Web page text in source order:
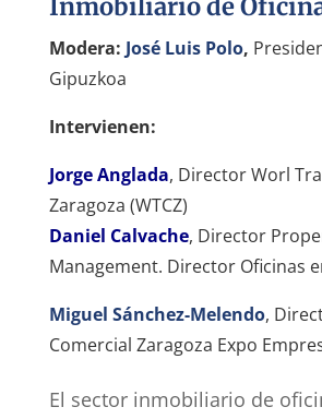
Inmobiliario de
Modera: José Luis Polo,
Gipuzkoa
Intervienen:
Jorge Anglada, Director Worl
Zaragoza (WTCZ)
Daniel Calvache, Director
Management. Director Oficinas
Miguel Sánchez-Melendo,
Comercial Zaragoza Expo
El sector inmobiliario de